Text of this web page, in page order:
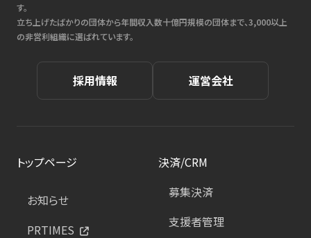
す。
立ち上げたばかりの団体から年間収入数十億円規模の団体まで、3,000以上
の非営利組織に選ばれています。
採用情報 運営会社
トップページ
お知らせ
PRTIMES
決済/CRM
募集決済
支援者管理